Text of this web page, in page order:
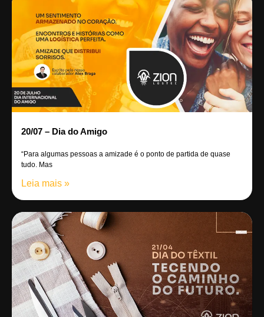
20/07 – Dia do Amigo
“Para algumas pessoas a amizade é o ponto de partida de quase
tudo. Mas
Leia mais »